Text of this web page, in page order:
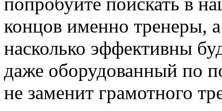
концов именно тренеры,
насколько эффективны
даже оборудованный по
не заменит грамотного